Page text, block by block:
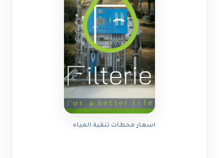
اسعار محطات تنقية المياه